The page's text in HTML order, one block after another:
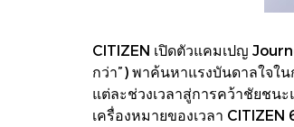
CITIZEN เปิดตัวแคมเปญ
กว่า”) พาค้นหาแรงบันดาลใจใ
แต่ละช่วงเวลาสู่การคว้าชัยชน
เครื่องหมายของเวลา